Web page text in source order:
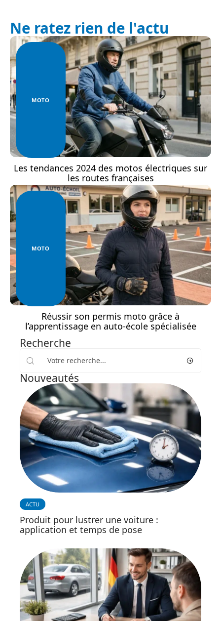
Ne ratez rien de l'actu
MOTO
Les tendances 2024 des motos électriques sur
les routes françaises
MOTO
Réussir son permis moto grâce à
l’apprentissage en auto-école spécialisée
Recherche
Nouveautés
ACTU
Produit pour lustrer une voiture :
application et temps de pose